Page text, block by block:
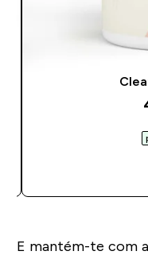
E mantém-te com